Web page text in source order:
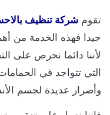
تقوم شركة تنظيف
جيدا فهذه الخدمة من
لأننا دائما نحرص على
التي تتواجد في
وأضرار عديدة لجسم